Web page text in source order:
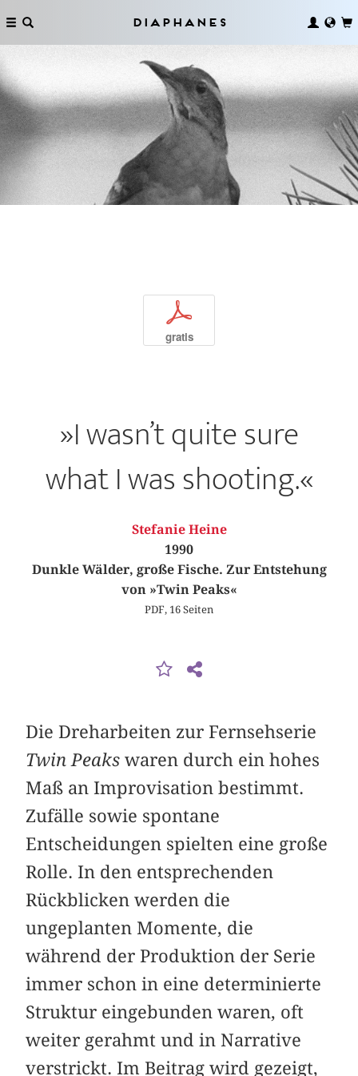
Diaphanes
p
gratis
»I wasn’t quite sure
what I was shooting.«
Stefanie Heine
1990
Dunkle Wälder, große Fische. Zur Entstehung
von »Twin Peaks«
PDF, 16 Seiten
Die Dreharbeiten zur Fernsehserie
Twin Peaks waren durch ein hohes
Maß an Improvisation bestimmt.
Zufälle sowie spontane
Entscheidungen spielten eine große
Rolle. In den entsprechenden
Rückblicken werden die
ungeplanten Momente, die
während der Produktion der Serie
immer schon in eine determinierte
Struktur eingebunden waren, oft
weiter gerahmt und in Narrative
verstrickt. Im Beitrag wird gezeigt,